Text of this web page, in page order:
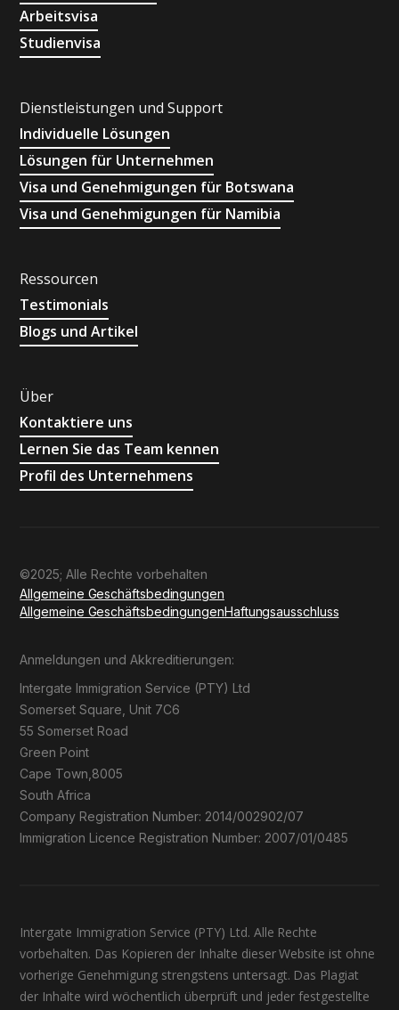
Arbeitsvisa
Studienvisa
Dienstleistungen und Support
Individuelle Lösungen
Lösungen für Unternehmen
Visa und Genehmigungen für Botswana
Visa und Genehmigungen für Namibia
Ressourcen
Testimonials
Blogs und Artikel
Über
Kontaktiere uns
Lernen Sie das Team kennen
Profil des Unternehmens
©2025; Alle Rechte vorbehalten
Allgemeine Geschäftsbedingungen
Allgemeine GeschäftsbedingungenHaftungsausschluss
Anmeldungen und Akkreditierungen:
Intergate Immigration Service (PTY) Ltd
Somerset Square, Unit 7C6
55 Somerset Road
Green Point
Cape Town,8005
South Africa
Company Registration Number: 2014/002902/07
Immigration Licence Registration Number: 2007/01/0485
Intergate Immigration Service (PTY) Ltd. Alle Rechte
vorbehalten. Das Kopieren der Inhalte dieser Website ist ohne
vorherige Genehmigung strengstens untersagt. Das Plagiat
der Inhalte wird wöchentlich überprüft und jeder festgestellte